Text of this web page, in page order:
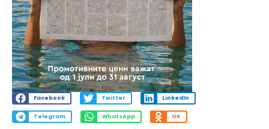
Facebook Twitter LinkedIn
Telegram WhatsApp OK